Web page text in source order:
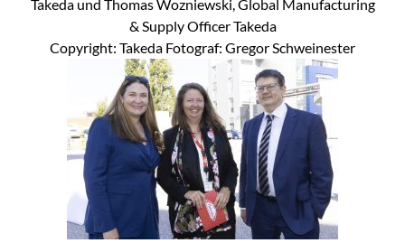
Takeda und Thomas Wozniewski, Global Manufacturing
& Supply Officer Takeda
Copyright: Takeda Fotograf: Gregor Schweinester